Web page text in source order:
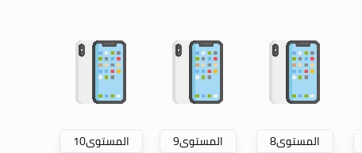
المستوى8 المستوى9 المستوى10